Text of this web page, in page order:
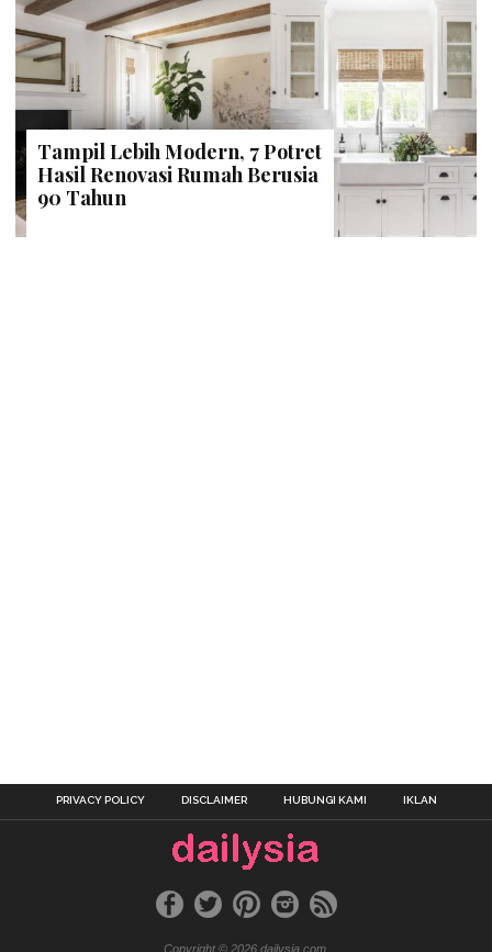
Tampil Lebih Modern, 7 Potret
Hasil Renovasi Rumah Berusia
90 Tahun
PRIVACY POLICY DISCLAIMER HUBUNGI KAMI IKLAN
Copyright © 2026 dailysia.com.